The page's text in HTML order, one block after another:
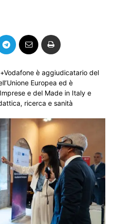
è aggiudicatario del
Europea ed è
e del Made in Italy e
ricerca e sanità